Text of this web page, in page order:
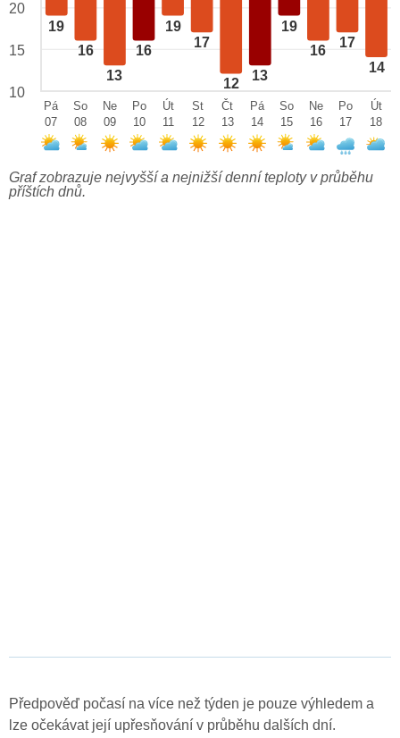
19
16
13
16
19
17
12
13
19
16
17
14
20
15
10
Pá
07
So
08
Ne
09
Po
10
Út
11
St
12
Čt
13
Pá
14
So
15
Ne
16
Po
17
Út
18
Graf zobrazuje nejvyšší a nejnižší denní teploty v průběhu
příštích dnů.
Předpověď počasí na více než týden je pouze výhledem a
lze očekávat její upřesňování v průběhu dalších dní.